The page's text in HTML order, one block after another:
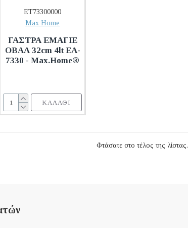
ET73300000
Max Home
ΓΑΣΤΡΑ ΕΜΑΓΙΕ
ΟΒΑΛ 32cm 4lt EA-
7330 - Max.Home®
ΚΑΛΆΘΙ
Φτάσατε στο τέλος της λίστας.